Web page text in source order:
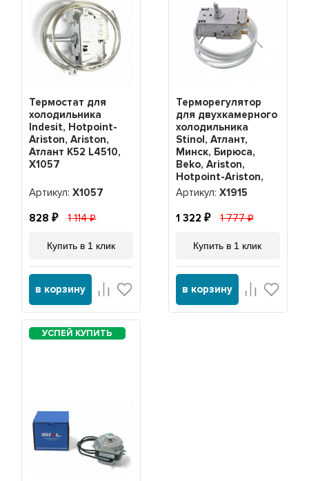
Термостат для
холодильника
Indesit, Hotpoint-
Ariston, Ariston,
Атлант K52 L4510,
Х1057
Артикул:Х1057
828 1 114
Купить в 1 клик
в корзину
Терморегулятор
для двухкамерного
холодильника
Stinol, Атлант,
Минск, Бирюса,
Beko, Ariston,
Hotpoint-Ariston,
Beko, Indesit K56-
L1915, Х1915
Артикул: Х1915
1 322 1 777
Купить в 1 клик
в корзину